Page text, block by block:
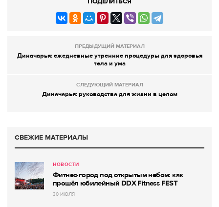
ПРЕДЫДУЩИЙ МАТЕРИАЛ
Диначарья: ежедневные утренние процедуры для здоровья
тела и ума
СЛЕДУЮЩИЙ МАТЕРИАЛ
Диначарья: руководства для жизни в целом
СВЕЖИЕ МАТЕРИАЛЫ
НОВОСТИ
Фитнес-город под открытым небом: как
прошёл юбилейный DDX Fitness FEST
30 ИЮЛЯ